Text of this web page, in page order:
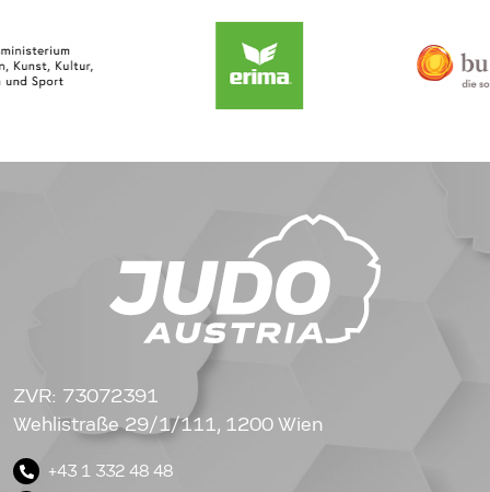
ZVR: 73072391
Wehlistraße 29/1/111, 1200 Wien
+43 1 332 48 48